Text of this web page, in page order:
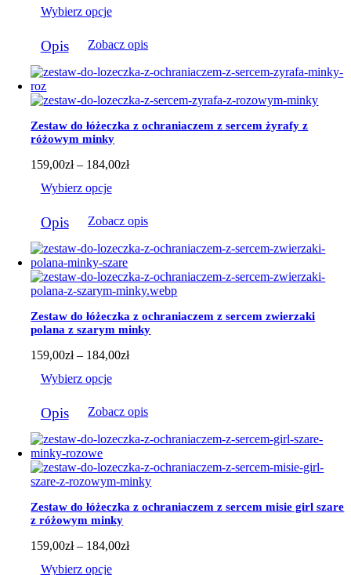
do
Wybierz opcje
produkt
ma
wiele
wariantów.
Opcje
można
wybrać
na
stronie
Opis Zobacz opis
Zestaw do łóżeczka z ochraniaczem z sercem żyrafy z
różowym minky
159,00zł – 184,00złZakres
do
Wybierz opcje
produkt
ma
wiele
wariantów.
Opcje
można
wybrać
na
stronie
produktu
Opis Zobacz opis
Zestaw do łóżeczka z ochraniaczem z sercem zwierzaki
polana z szarym minky
159,00zł – 184,00złZakres
do
Wybierz opcje
produkt
ma
wiele
wariantów.
Opcje
można
wybrać
na
stronie
produktu
Opis Zobacz opis
Zestaw do łóżeczka z ochraniaczem z sercem misie girl szare
z różowym minky
159,00zł – 184,00złZakres
Wybierz opcje